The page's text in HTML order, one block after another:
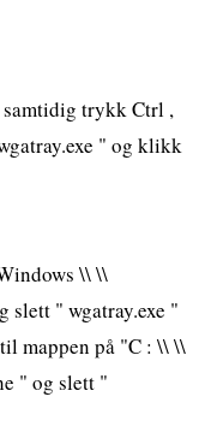
samtidig trykk Ctrl ,
" og klikk
\\ \\
slett " wgatray.exe "
mappen på "C : \\ \\
" og slett "